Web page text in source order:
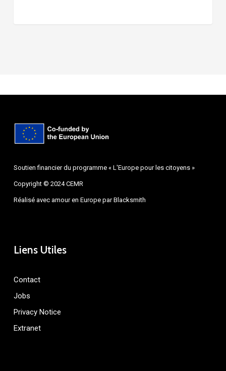
Soutien financier du programme « L'Europe pour les citoyens »
Copyright © 2024 CEMR
Réalisé avec amour en Europe parBlacksmith
Liens Utiles
Contact
Jobs
Privacy Notice
Extranet